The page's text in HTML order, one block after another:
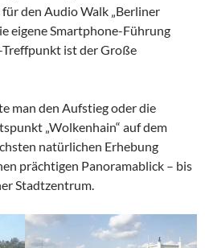
den Audio Walk „Berliner
eigene Smartphone-Führung
ist der Große
man den Aufstieg oder die
„Wolkenhain“ auf dem
natürlichen Erhebung
prächtigen Panoramablick – bis
Stadtzentrum.